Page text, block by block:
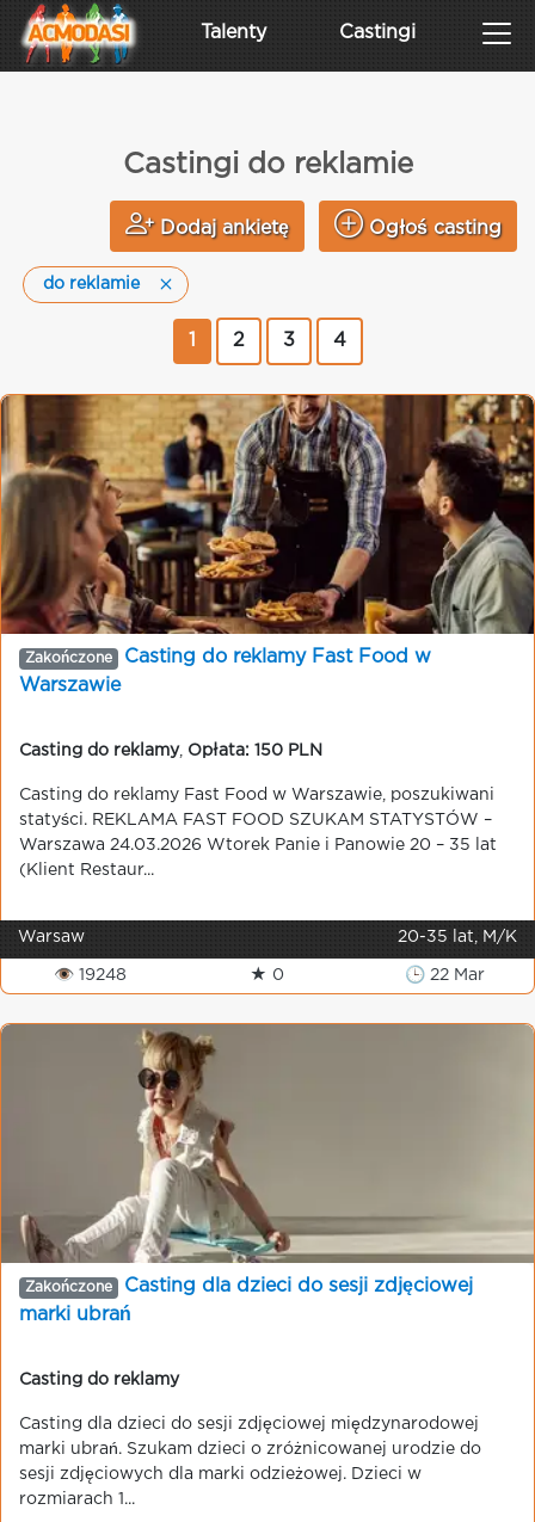
Talenty Castingi
Castingi do reklamie
Dodaj ankietę Ogłoś casting
do reklamie
2 3 4
Zakończone
Casting do reklamy Fast Food w
Warszawie
Casting do reklamy, Opłata: 150 PLN
Casting do reklamy Fast Food w Warszawie, poszukiwani
statyści. REKLAMA FAST FOOD SZUKAM STATYSTÓW –
Warszawa 24.03.2026 Wtorek Panie i Panowie 20 – 35 lat
(Klient Restaur...
Warsaw 20-35 lat, M/K
👁 19248 ★ 0 🕒 22 Mar
Zakończone
Casting dla dzieci do sesji zdjęciowej
marki ubrań
Casting do reklamy
Casting dla dzieci do sesji zdjęciowej międzynarodowej
marki ubrań. Szukam dzieci o zróżnicowanej urodzie do
sesji zdjęciowych dla marki odzieżowej. Dzieci w
rozmiarach 1...